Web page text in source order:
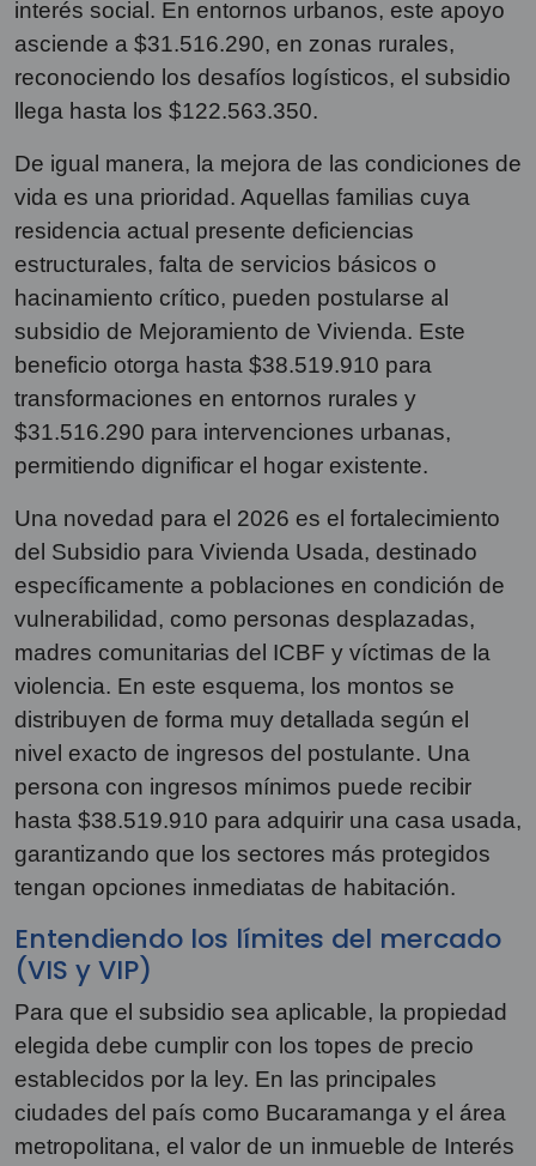
interés social. En entornos urbanos, este apoyo
asciende a $31.516.290, en zonas rurales,
reconociendo los desafíos logísticos, el subsidio
llega hasta los $122.563.350.
De igual manera, la mejora de las condiciones de
vida es una prioridad. Aquellas familias cuya
residencia actual presente deficiencias
estructurales, falta de servicios básicos o
hacinamiento crítico, pueden postularse al
subsidio de Mejoramiento de Vivienda. Este
beneficio otorga hasta $38.519.910 para
transformaciones en entornos rurales y
$31.516.290 para intervenciones urbanas,
permitiendo dignificar el hogar existente.
Una novedad para el 2026 es el fortalecimiento
del Subsidio para Vivienda Usada, destinado
específicamente a poblaciones en condición de
vulnerabilidad, como personas desplazadas,
madres comunitarias del ICBF y víctimas de la
violencia. En este esquema, los montos se
distribuyen de forma muy detallada según el
nivel exacto de ingresos del postulante. Una
persona con ingresos mínimos puede recibir
hasta $38.519.910 para adquirir una casa usada,
garantizando que los sectores más protegidos
tengan opciones inmediatas de habitación.
Entendiendo los límites del mercado
(VIS y VIP)
Para que el subsidio sea aplicable, la propiedad
elegida debe cumplir con los topes de precio
establecidos por la ley. En las principales
ciudades del país como Bucaramanga y el área
metropolitana, el valor de un inmueble de Interés